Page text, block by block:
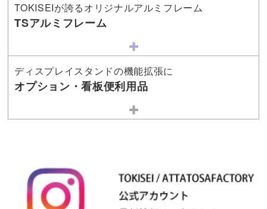
TOKISEIが誇るオリジナルアルミフレーム
TSアルミフレーム
ディスプレイスタンドの機能拡張に
オプション・看板便利用品